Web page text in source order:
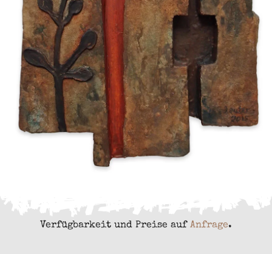
Verfügbarkeit und Preise auf Anfrage.